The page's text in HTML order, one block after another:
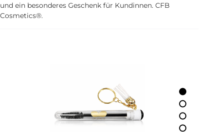
und ein besonderes Geschenk für Kundinnen. CFB
Cosmetics®.